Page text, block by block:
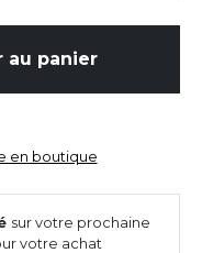
au panier
en boutique
sur votre prochaine
votre achat